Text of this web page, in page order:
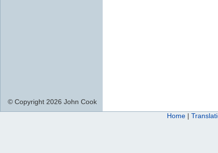
© Copyright 2026 John Cook
Home |